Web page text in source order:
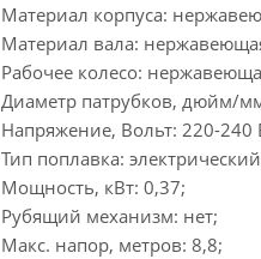
Материал корпуса:
Материал вала:
Рабочее колесо:
Диаметр патрубков, дюйм/
Напряжение, Вольт: 220-240
Тип поплавка:
Мощность, кВт: 0,37;
Рубящий механизм: нет;
Макс. напор, метров: 8,8;